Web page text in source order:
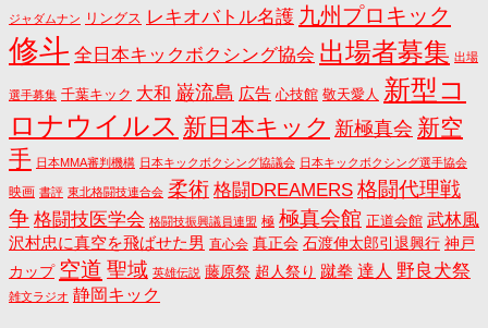
ジャダムナン リングス レキオバトル名護 九州プロキック
修斗 全日本キックボクシング協会 出場者募集 出場
選手募集 千葉キック 大和 巌流島 広告 心技館 敬天愛人 新型コ
ロナウイルス 新日本キック 新極真会 新空
手 日本MMA審判機構 日本キックボクシング協議会 日本キックボクシング選手協会
映画 書評 東北格闘技連合会 柔術 格闘DREAMERS 格闘代理戦
争 格闘技医学会 格闘技振興議員連盟 極 極真会館 正道会館 武林風
沢村忠に真空を飛ばせた男 直心会 真正会 石渡伸太郎引退興行 神戸
カップ 空道 聖域 英雄伝説 藤原祭 超人祭り 蹴拳 達人 野良犬祭
雑文ラジオ 静岡キック